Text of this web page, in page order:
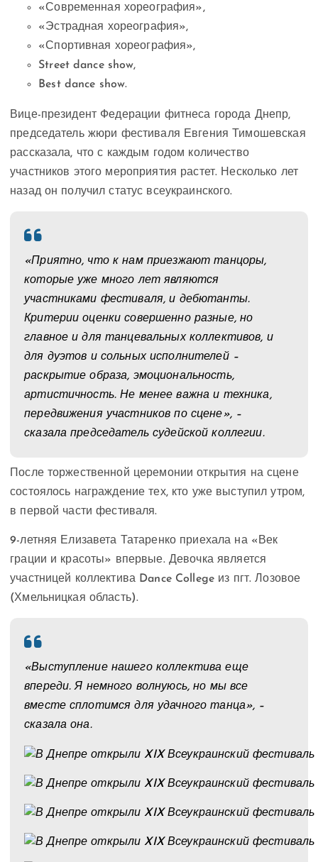
«Современная хореография»,
«Эстрадная хореография»,
«Спортивная хореография»,
Street dance show,
Best dance show.
Вице-президент Федерации фитнеса города Днепр,
председатель жюри фестиваля Евгения Тимошевская
рассказала, что с каждым годом количество
участников этого мероприятия растет. Несколько лет
назад он получил статус всеукраинского.
«Приятно, что к нам приезжают танцоры,
которые уже много лет являются
участниками фестиваля, и дебютанты.
Критерии оценки совершенно разные, но
главное и для танцевальных коллективов, и
для дуэтов и сольных исполнителей –
раскрытие образа, эмоциональность,
артистичность. Не менее важна и техника,
передвижения участников по сцене», –
сказала председатель судейской коллегии.
После торжественной церемонии открытия на сцене
состоялось награждение тех, кто уже выступил утром,
в первой части фестиваля.
9-летняя Елизавета Татаренко приехала на «Век
грации и красоты» впервые. Девочка является
участницей коллектива Dance College из пгт. Лозовое
(Хмельницкая область).
«Выступление нашего коллектива еще
впереди. Я немного волнуюсь, но мы все
вместе сплотимся для удачного танца», –
сказала она.